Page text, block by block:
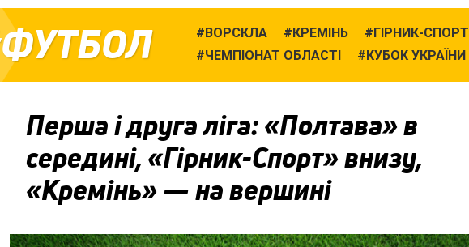
ФУТБОЛ ВОРСКЛА КРЕМІНЬ ГІРНИК-СПОРТ
ЧЕМПІОНАТ ОБЛАСТІ
КУБОК УКРАЇНИ
Перша і друга ліга: «Полтава» в
середині, «Гірник-Спорт» внизу,
«Кремінь» — на вершині